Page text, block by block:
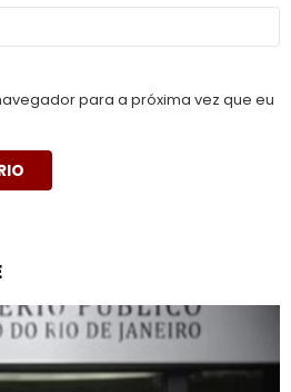
para a próxima vez que eu